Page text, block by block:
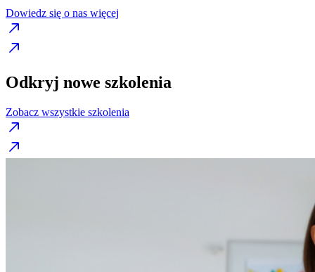
Dowiedz się o nas więcej
Odkryj nowe szkolenia
Zobacz wszystkie szkolenia